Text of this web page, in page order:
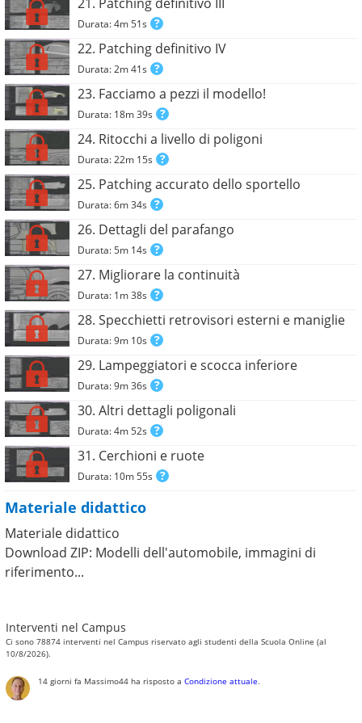
Durata: 4m 51s
22. Patching definitivo IV
Durata: 2m 41s
23. Facciamo a pezzi il modello!
Durata: 18m 39s
24. Ritocchi a livello di poligoni
Durata: 22m 15s
25. Patching accurato dello sportello
Durata: 6m 34s
26. Dettagli del parafango
Durata: 5m 14s
27. Migliorare la continuità
Durata: 1m 38s
28. Specchietti retrovisori esterni e maniglie
Durata: 9m 10s
29. Lampeggiatori e scocca inferiore
Durata: 9m 36s
30. Altri dettagli poligonali
Durata: 4m 52s
31. Cerchioni e ruote
Durata: 10m 55s
Materiale didattico
Materiale didattico
Download ZIP: Modelli dell'automobile, immagini di
riferimento...
Interventi nel Campus
Ci sono 78874 interventi nel Campus riservato agli studenti della Scuola Online (al
10/8/2026).
14 giorni fa Massimo44ha risposto a Condizione attuale.